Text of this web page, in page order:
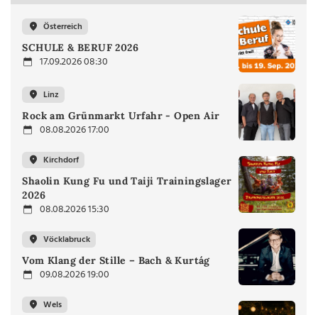
Österreich
SCHULE & BERUF 2026
17.09.2026 08:30
Linz
Rock am Grünmarkt Urfahr - Open Air
08.08.2026 17:00
Kirchdorf
Shaolin Kung Fu und Taiji Trainingslager
2026
08.08.2026 15:30
Vöcklabruck
Vom Klang der Stille – Bach & Kurtág
09.08.2026 19:00
Wels